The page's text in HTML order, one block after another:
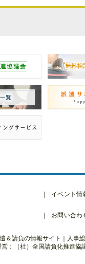
イベント情
お問い合わ
＆請負の情報サイト｜人事
営：（社）全国請負化推進協